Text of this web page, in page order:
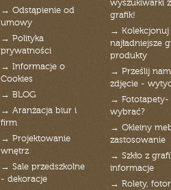
→ Odstąpienie od
umowy
→ Polityka
prywatności
→ Informacje o
Cookies
→ BLOG
→ Aranżacja biur i
firm
→ Projektowanie
wnętrz
→ Sale przedszkolne
- dekoracje
wyszukiwarki
grafik!
→ Kolekcjonuj
najładniejsze
produkty
→ Prześlij
zdjęcie -
→ Fototapety-
wybrać?
→ Okleiny
zastosowanie
→ Szkło z
informacje
→ Rolety,